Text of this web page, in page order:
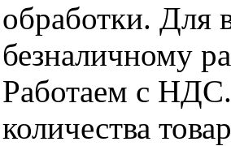
обработки. Для
безналичному
Работаем с
количества